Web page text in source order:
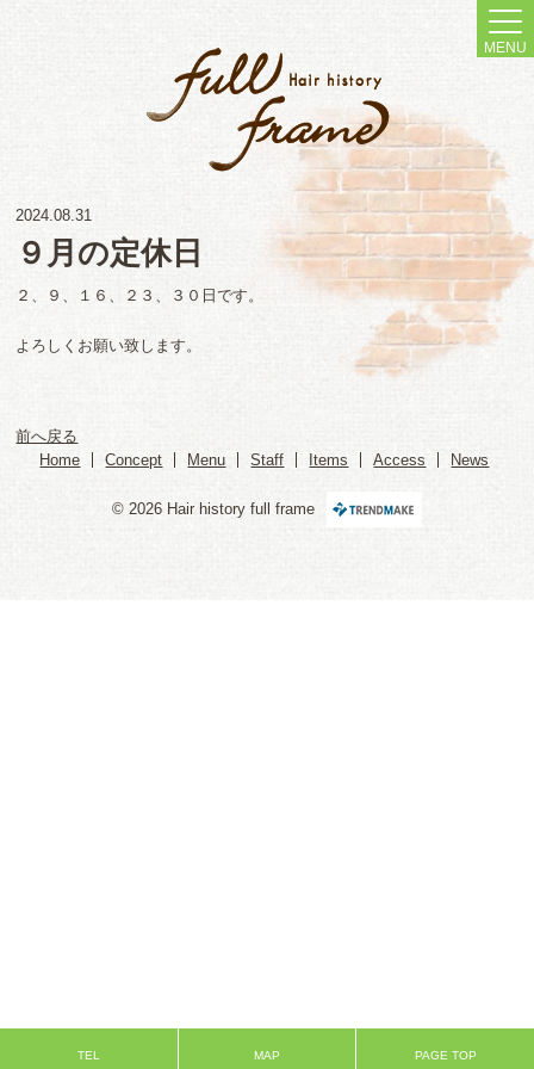
MENU
2024.08.31
９月の定休日
２、９、１６、２３、３０日です。
よろしくお願い致します。
前へ戻る
Home
Concept Menu Staff Items Access News
© 2026 Hair history full frame
TEL MAP PAGE TOP